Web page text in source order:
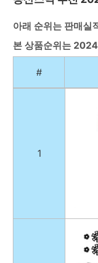
아래 순위는 판매실
본 상품순위는
#
1